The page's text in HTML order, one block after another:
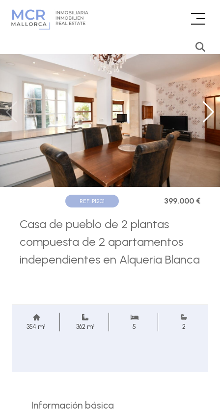
REF. P1201 399.000 €
Casa de pueblo de 2 plantas
compuesta de 2 apartamentos
independientes en Alqueria Blanca
354 m² 362 m² 5 2
Información básica